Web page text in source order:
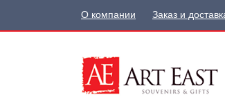
О компании Заказ и